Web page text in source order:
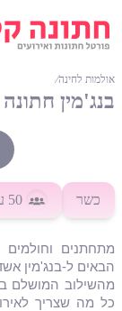
אולמות לחינה∕
בנג'מין
כשר 50
מתחתנים
הבאים ל-בנג'מין
מהשילוב המושלם
כל מה שצריך